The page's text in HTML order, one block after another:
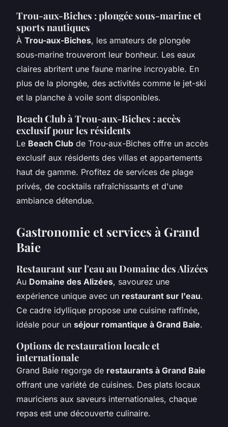
Trou-aux-Biches : plongée sous-marine et
sports nautiques
À Trou-aux-Biches, les amateurs de plongée
sous-marine trouveront leur bonheur. Les eaux
claires abritent une faune marine incroyable. En
plus de la plongée, des activités comme le jet-ski
et la planche à voile sont disponibles.
Beach Club à Trou-aux-Biches : accès
exclusif pour les résidents
Le Beach Club de Trou-aux-Biches offre un accès
exclusif aux résidents des villas et appartements
haut de gamme. Profitez de services de plage
privés, de cocktails rafraîchissants et d'une
ambiance détendue.
Gastronomie et services à Grand
Baie
Restaurant sur l'eau au Domaine des Alizées
Au Domaine des Alizées, savourez une
expérience unique avec un restaurant sur l'eau.
Ce cadre idyllique propose une cuisine raffinée,
idéale pour un séjour romantique à Grand Baie.
Options de restauration locale et
internationale
Grand Baie regorge de restaurants à Grand Baie
offrant une variété de cuisines. Des plats locaux
mauriciens aux saveurs internationales, chaque
repas est une découverte culinaire.